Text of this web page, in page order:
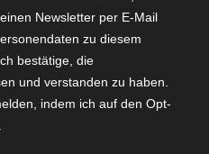
Newsletter per E-Mail
zu diesem
bestätige, die
und verstanden zu haben.
indem ich auf den Opt-